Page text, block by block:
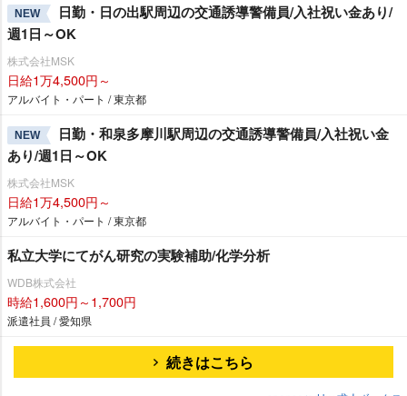
NEW
日勤・日の出駅周辺の交通誘導警備員/入社祝い金あり/
週1日～OK
株式会社MSK
日給1万4,500円～
アルバイト・パート / 東京都
NEW
日勤・和泉多摩川駅周辺の交通誘導警備員/入社祝い金
あり/週1日～OK
株式会社MSK
日給1万4,500円～
アルバイト・パート / 東京都
私立大学にてがん研究の実験補助/化学分析
WDB株式会社
時給1,600円～1,700円
派遣社員 / 愛知県
続きはこちら